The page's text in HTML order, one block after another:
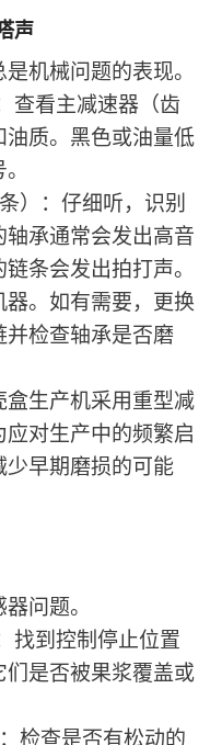
声
机械问题的表现。
查看主减速器（齿
油质。黑色或油量低
）：仔细听，识别
承通常会发出高音
条会发出拍打声。
。如有需要，更换
检查轴承是否磨
生产机采用重型减
对生产中的频繁启
少早期磨损的可能
问题。
找到控制停止位置
们是否被果浆覆盖或
检查是否有松动的